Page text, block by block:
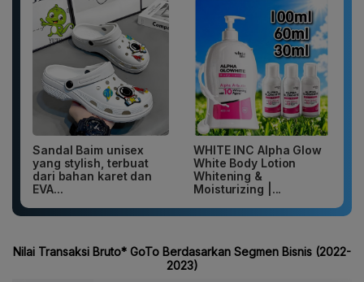
Sandal Baim unisex
yang stylish, terbuat
dari bahan karet dan
EVA...
WHITE INC Alpha Glow
White Body Lotion
Whitening &
Moisturizing |...